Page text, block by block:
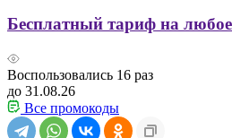
Бесплатный тариф на
Воспользовались 16 раз
до 31.08.26
Все промокоды